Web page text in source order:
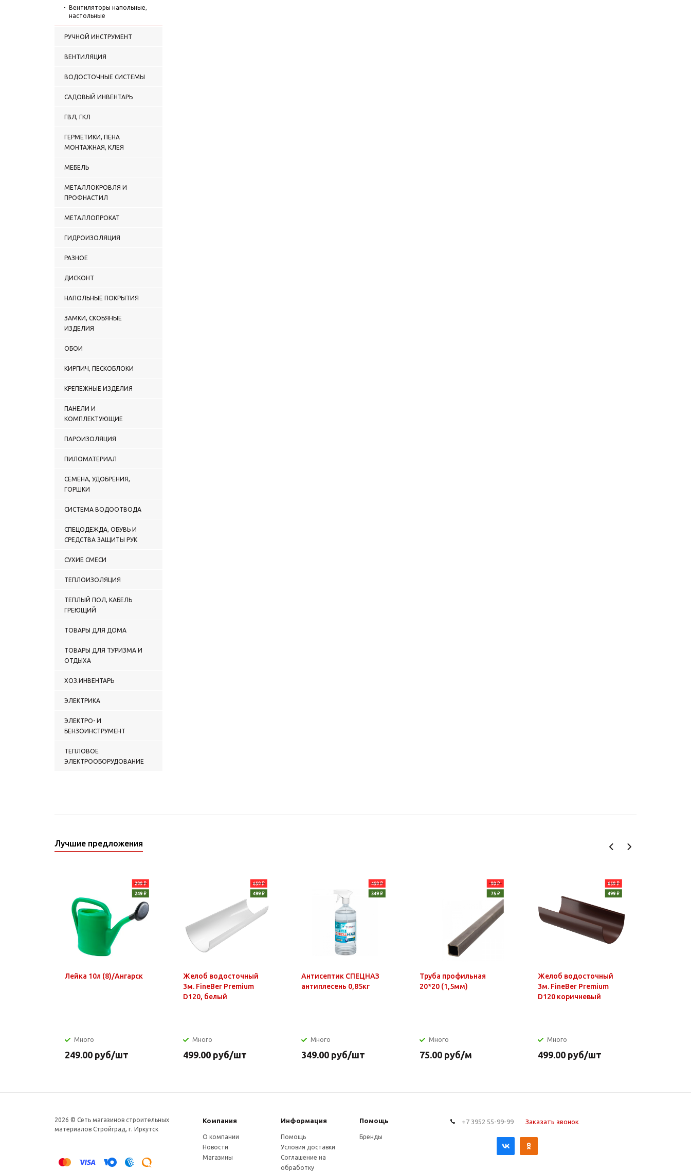
Вентиляторы напольные,
настольные
РУЧНОЙ ИНСТРУМЕНТ
ВЕНТИЛЯЦИЯ
ВОДОСТОЧНЫЕ СИСТЕМЫ
САДОВЫЙ ИНВЕНТАРЬ
ГВЛ, ГКЛ
ГЕРМЕТИКИ, ПЕНА
МОНТАЖНАЯ, КЛЕЯ
МЕБЕЛЬ
МЕТАЛЛОКРОВЛЯ И
ПРОФНАСТИЛ
МЕТАЛЛОПРОКАТ
ГИДРОИЗОЛЯЦИЯ
РАЗНОЕ
ДИСКОНТ
НАПОЛЬНЫЕ ПОКРЫТИЯ
ЗАМКИ, СКОБЯНЫЕ
ИЗДЕЛИЯ
ОБОИ
КИРПИЧ, ПЕСКОБЛОКИ
КРЕПЕЖНЫЕ ИЗДЕЛИЯ
ПАНЕЛИ И
КОМПЛЕКТУЮЩИЕ
ПАРОИЗОЛЯЦИЯ
ПИЛОМАТЕРИАЛ
СЕМЕНА, УДОБРЕНИЯ,
ГОРШКИ
СИСТЕМА ВОДООТВОДА
СПЕЦОДЕЖДА, ОБУВЬ И
СРЕДСТВА ЗАЩИТЫ РУК
СУХИЕ СМЕСИ
ТЕПЛОИЗОЛЯЦИЯ
ТЕПЛЫЙ ПОЛ, КАБЕЛЬ
ГРЕЮЩИЙ
ТОВАРЫ ДЛЯ ДОМА
ТОВАРЫ ДЛЯ ТУРИЗМА И
ОТДЫХА
ХОЗ.ИНВЕНТАРЬ
ЭЛЕКТРИКА
ЭЛЕКТРО- И
БЕНЗОИНСТРУМЕНТ
ТЕПЛОВОЕ
ЭЛЕКТРООБОРУДОВАНИЕ
Лучшие предложения
Лейка 10л (8)/Ангарск
Много
249.00 руб/шт
Желоб водосточный
3м. FineBer Premium
D120, белый
Много
499.00 руб/шт
Антисептик СПЕЦНАЗ
антиплесень 0,85кг
Много
349.00 руб/шт
Труба профильная
20*20 (1,5мм)
Много
75.00 руб/м
Желоб водосточный
3м. FineBer Premium
D120 коричневый
Много
499.00 руб/шт
2026 © Сеть магазинов строительных
материалов Стройград, г. Иркутск
Компания Информация Помощь
О компании
Новости
Магазины
Помощь
Условия доставки
Соглашение на
обработку
Бренды
+7 3952 55-99-99 Заказать звонок